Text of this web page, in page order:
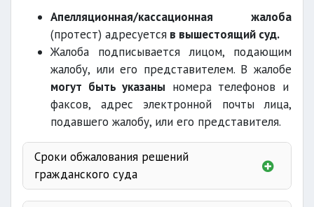
подающего жалобу
на решение
определения
Апелляционная/кассационная жалоба
(протест) адресуется в вышестоящий суд.
Жалоба подписывается лицом, подающим
жалобу, или его представителем. В жалобе
могут быть указаны номера телефонов и
факсов, адрес электронной почты лица,
подавшего жалобу, или его представителя.
Сроки обжалования решений
гражданского суда